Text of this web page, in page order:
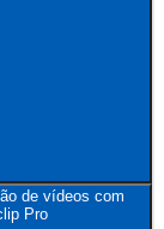
de vídeos com
Pro